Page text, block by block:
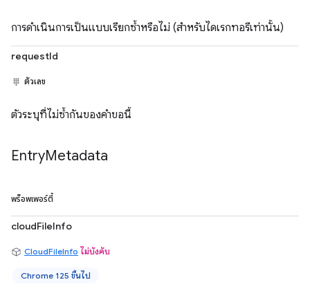
การดำเนินการเป็นแบบเรียกซ้ำหรือไม่ (สำหรับไดเรกทอรีเท่านั้น)
requestId
ตัวเลข
ตัวระบุที่ไม่ซ้ำกันของคำขอนี้
EntryMetadata
พร็อพเพอร์ตี้
cloudFileInfo
CloudFileInfo ไม่บังคับ
Chrome 125 ขึ้นไป